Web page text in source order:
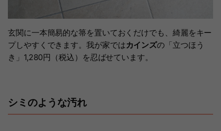
玄関に一本簡易的な箒を置いておくだけでも、綺麗をキー
プしやすくできます。我が家ではカインズの「立つほう
き」1,280円（税込）を忍ばせています。
シミのような汚れ